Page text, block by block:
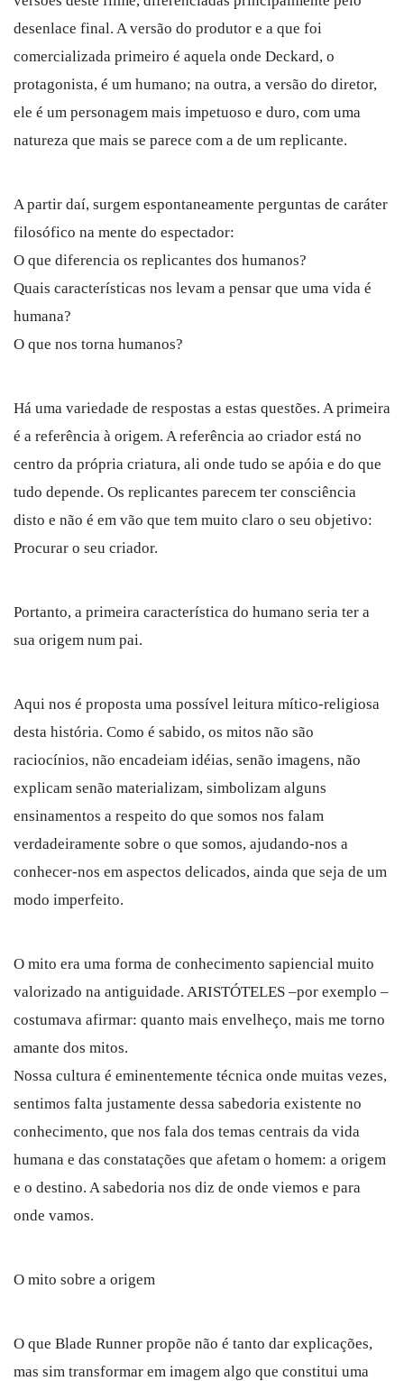
desenlace final. A versão do produtor e a que foi
comercializada primeiro é aquela onde Deckard, o
protagonista, é um humano; na outra, a versão do diretor,
ele é um personagem mais impetuoso e duro, com uma
natureza que mais se parece com a de um replicante.
A partir daí, surgem espontaneamente perguntas de caráter
filosófico na mente do espectador:
O que diferencia os replicantes dos humanos?
Quais características nos levam a pensar que uma vida é
humana?
O que nos torna humanos?
Há uma variedade de respostas a estas questões. A primeira
é a referência à origem. A referência ao criador está no
centro da própria criatura, ali onde tudo se apóia e do que
tudo depende. Os replicantes parecem ter consciência
disto e não é em vão que tem muito claro o seu objetivo:
Procurar o seu criador.
Portanto, a primeira característica do humano seria ter a
sua origem num pai.
Aqui nos é proposta uma possível leitura mítico-religiosa
desta história. Como é sabido, os mitos não são
raciocínios, não encadeiam idéias, senão imagens, não
explicam senão materializam, simbolizam alguns
ensinamentos a respeito do que somos nos falam
verdadeiramente sobre o que somos, ajudando-nos a
conhecer-nos em aspectos delicados, ainda que seja de um
modo imperfeito.
O mito era uma forma de conhecimento sapiencial muito
valorizado na antiguidade. ARISTÓTELES –por exemplo –
costumava afirmar: quanto mais envelheço, mais me torno
amante dos mitos.
Nossa cultura é eminentemente técnica onde muitas vezes,
sentimos falta justamente dessa sabedoria existente no
conhecimento, que nos fala dos temas centrais da vida
humana e das constatações que afetam o homem: a origem
e o destino. A sabedoria nos diz de onde viemos e para
onde vamos.
O mito sobre a origem
O que Blade Runner propõe não é tanto dar explicações,
mas sim transformar em imagem algo que constitui uma